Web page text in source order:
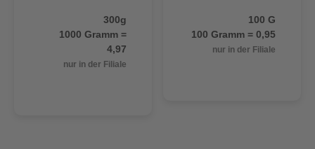
300g
1000 Gramm =
4,97
nur in der Filiale
100 G
100 Gramm = 0,95
nur in der Filiale